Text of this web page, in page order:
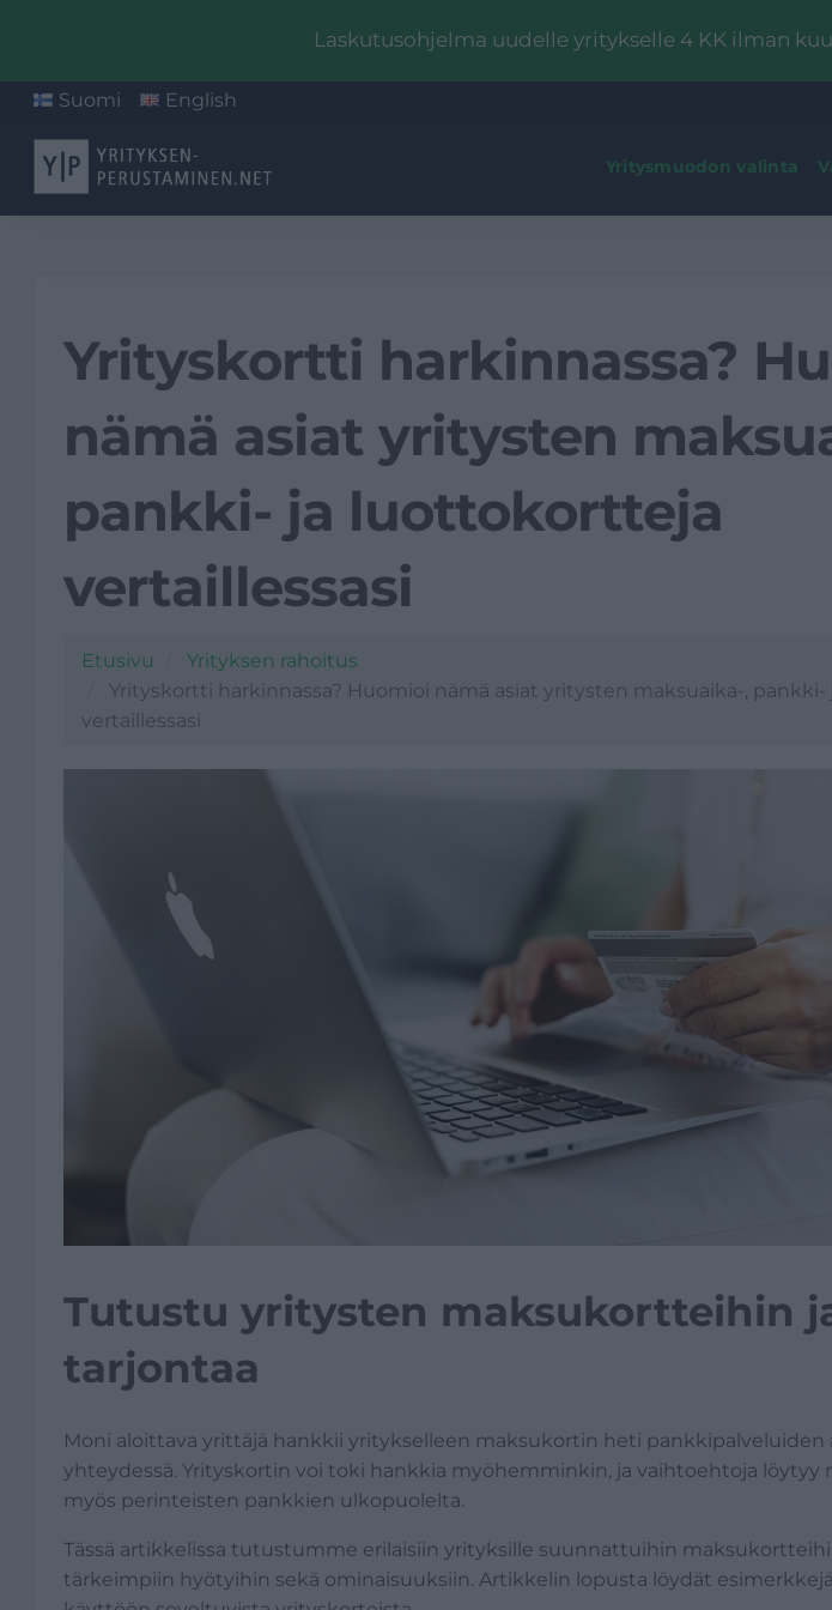
Laskutusohjelma uudelle yritykselle 4 KK ilman
Suomi English
Yritysmuodon valinta
Yrityskortti harkinnassa?
nämä asiat yritysten
pankki- ja luottokortteja
vertaillessasi
Etusivu
Yrityksen rahoitus
Yrityskortti harkinnassa? Huomioi nämä asiat yritysten maksuaika-,
vertaillessasi
Tutustu yritysten maksukortteihin
tarjontaa
Moni aloittava yrittäjä hankkii yritykselleen maksukortin heti pankkipalveluiden
yhteydessä. Yrityskortin voi toki hankkia myöhemminkin, ja vaihtoehtoja löytyy
myös perinteisten pankkien ulkopuolelta.
Tässä artikkelissa tutustumme erilaisiin yrityksille suunnattuihin
tärkeimpiin hyötyihin sekä ominaisuuksiin. Artikkelin lopusta löydät